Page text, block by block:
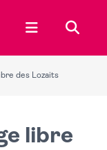
Ouvrir le
des Lozaits
libre